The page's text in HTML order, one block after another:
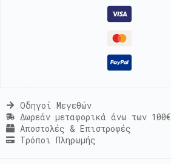
Οδηγοί Μεγεθών
Δωρεάν μεταφορικά άνω των 100€
Αποστολές & Επιστροφές
Τρόποι Πληρωμής